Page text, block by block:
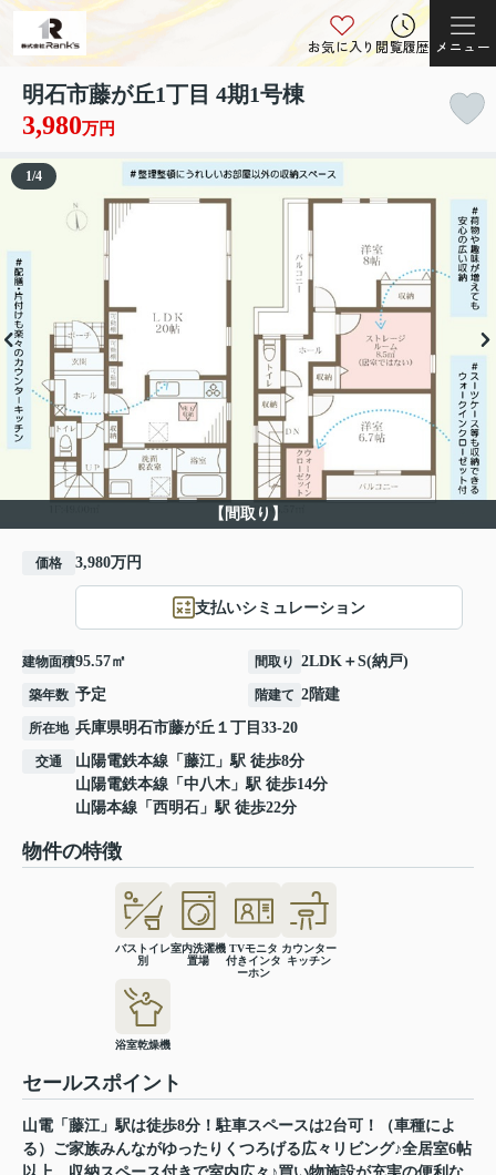
お気に入り閲覧履歴 メニュー
明石市藤が丘1丁目 4期1号棟
3,980万円
【間取り】
1/4
価格 3,980万円
支払いシミュレーション
建物面積95.57㎡ 間取り 2LDK＋S(納戸)
築年数 予定 階建て 2階建
所在地 兵庫県明石市藤が丘 １丁目33-20
交通 山陽電鉄本線 「 藤江」駅 徒歩8分
山陽電鉄本線 「 中八木 」駅 徒歩14分
山陽本線 「 西明石 」駅 徒歩22分
物件の特徴
バストイレ
別
室内洗濯機
置場
TVモニタ
付きインタ
ーホン
カウンター
キッチン
浴室乾燥機
セールスポイント
山電「藤江」駅は徒歩8分！駐車スペースは2台可！（車種によ
る）ご家族みんながゆったりくつろげる広々リビング♪全居室6帖